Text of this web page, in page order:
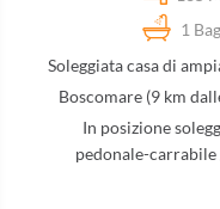
1
Soleggiata casa di
Boscomare (9 km
In posizione
pedonale-carrabile